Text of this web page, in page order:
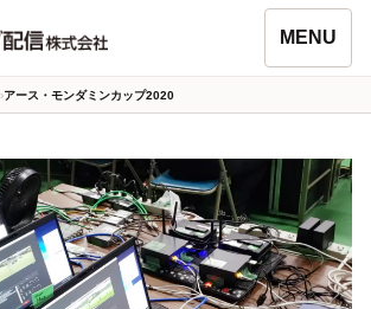
MENU
›アース・モンダミンカップ2020